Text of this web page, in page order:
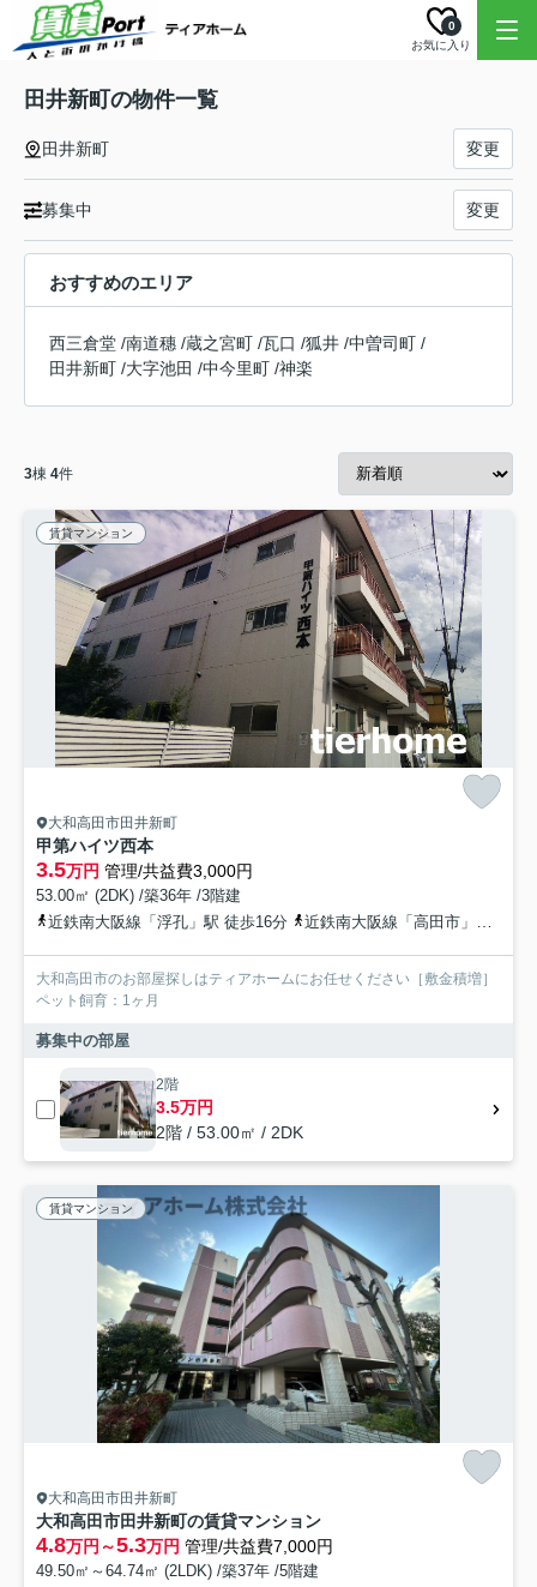
お気に入り
0
田井新町の物件一覧
田井新町 変更
募集中 変更
おすすめのエリア
西三倉堂 /南道穗 /蔵之宮町 /瓦口 /狐井 /中曽司町 /
田井新町 /大字池田 /中今里町 /神楽
3棟 4件
賃貸マンション
大和高田市田井新町
甲第ハイツ西本
3.5万円 管理/共益費3,000円
53.00㎡ (2DK) /築36年 /3階建
近鉄南大阪線「浮孔」駅 徒歩16分
近鉄南大阪線「高田市」駅 徒歩17分
大和高田市のお部屋探しはティアホームにお任せください［敷金積増］
ペット飼育：1ヶ月
募集中の部屋
2階
3.5万円
2階 / 53.00㎡ / 2DK
賃貸マンション
大和高田市田井新町
大和高田市田井新町の賃貸マンション
4.8万円～5.3万円 管理/共益費7,000円
49.50㎡～64.74㎡ (2LDK) /築37年 /5階建